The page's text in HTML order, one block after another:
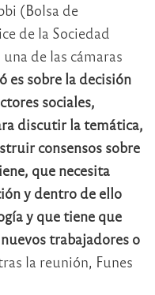
(Bolsa de
de la Sociedad
de las cámaras
es sobre la decisión
sociales,
discutir la temática,
consensos sobre
que necesita
y dentro de ello
y que tiene que
trabajadores o
la reunión, Funes